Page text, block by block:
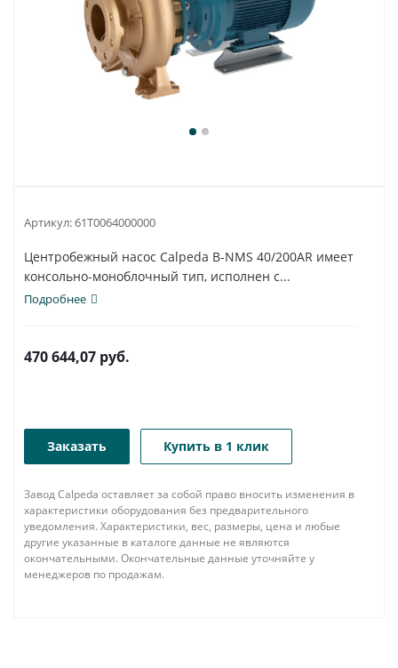
Артикул:61T0064000000
Центробежный насос Calpeda B-NMS 40/200AR имеет
консольно-моноблочный тип, исполнен с...
Подробнее
470 644,07 руб.
Заказать Купить в 1 клик
Завод Calpeda оставляет за собой право вносить изменения в
характеристики оборудования без предварительного
уведомления. Характеристики, вес, размеры, цена и любые
другие указанные в каталоге данные не являются
окончательными. Окончательные данные уточняйте у
менеджеров по продажам.